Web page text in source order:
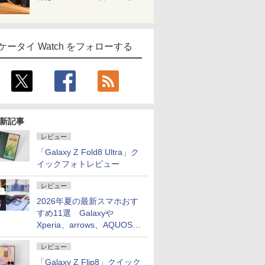
ータイ Watch をフォローする
記事
レビュー
「Galaxy Z Fold8 Ultra」ク
イックフォトレビュー
レビュー
2026年夏の最新スマホおす
すめ11選 Galaxyや
Xperia、arrows、AQUOSな
ど注目機種の特徴は
レビュー
「Galaxy Z Flip8」クイック